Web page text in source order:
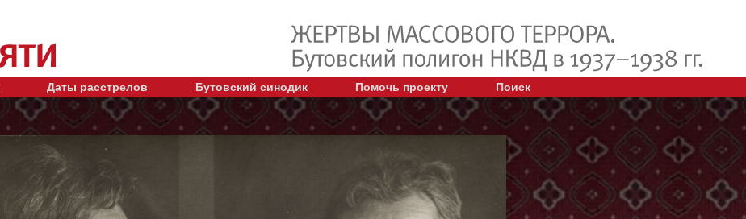
Даты расстрелов Бутовский синодик Помочь проекту Поиск